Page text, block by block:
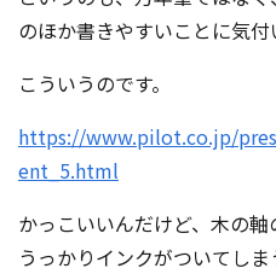
のほか書きやすいことに気付
こういうのです。
https://www.pilot.co.jp/
ent_5.html
かっこいいんだけど、木の軸
うっかりインクがついてし